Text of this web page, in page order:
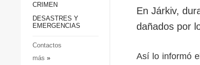
Sociedad y Cultura
CRIMEN
DESASTRES Y
EMERGENCIAS
Contactos
más »
En Járkiv,
dañados por
Así lo informó